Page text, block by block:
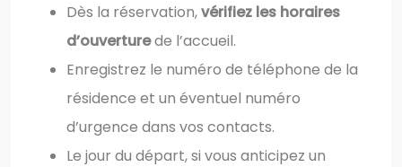
Dès la réservation,vérifiez les horaires
d’ouverturede l’accueil.
Enregistrez le numéro de téléphone de la
résidence et un éventuel numéro
d’urgence dans vos contacts.
Le jour du départ, si vous anticipez un